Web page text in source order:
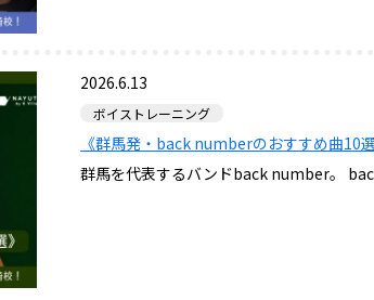
2026.6.13
ボイストレーニング
《群馬発・back numberのおすすめ曲10選
群馬を代表するバンドback number。